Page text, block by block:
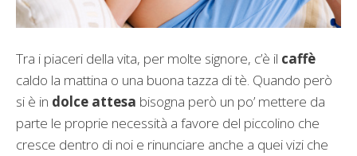
Tra i piaceri della vita, per molte signore, c’è il caffè
caldo la mattina o una buona tazza di tè. Quando però
si è in dolce attesa bisogna però un po’ mettere da
parte le proprie necessità a favore del piccolino che
cresce dentro di noi e rinunciare anche a quei vizi che